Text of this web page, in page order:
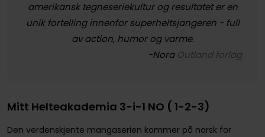
amerikansk tegneseriekultur og resultatet er en
unik fortelling innenfor superheltsjangeren - full
av action, humor og varme.
-Nora Outland forlag
Mitt Helteakademia 3-i-1 NO ( 1-2-3)
Den verdenskjente mangaserien kommer på norsk for